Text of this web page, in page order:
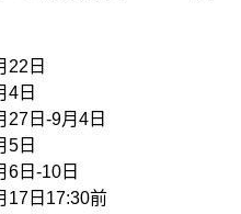
22日
4日
27日-9月4日
5日
6日-10日
17日17:30前